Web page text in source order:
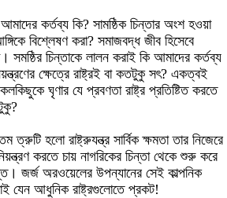
আমাদের কর্তব্য কি? সামষ্ঠিক চিন্তার অংশ হওয়া
বিশ্লেষণ করা? সমাজবদ্ধ জীব হিসেবে
সমষ্ঠির চিন্তাকে লালন করাই কি আমাদের কর্তব্য
ক্ষেত্রে রাষ্ট্রই বা কতটুকু সৎ? একত্বই
ঘৃণার যে প্রবণতা রাষ্ট্র প্রতিষ্টিত করতে
ত্রুটি হলো রাষ্ট্রুযন্ত্র সার্বিক ক্ষমতা তার নিজেরে
করতে চায় নাগরিকের চিন্তা থেকে শুরু করে
জর্জ অরওয়েলের উপন্যানের সেই কাল্পনিক
যেন আধুনিক রাষ্ট্রগুলোতে প্রকট!